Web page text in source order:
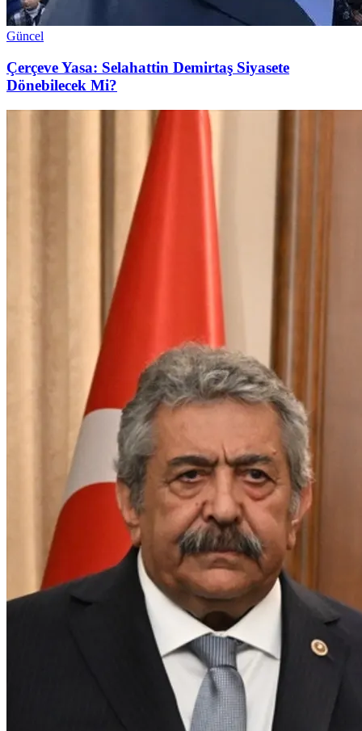
Güncel
Çerçeve Yasa: Selahattin Demirtaş Siyasete
Dönebilecek Mi?